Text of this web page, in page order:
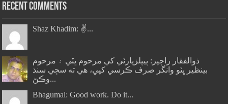
Recent Comments
Shaz Khadim: ✌️...
ذوالفقار راڄپر: پيپلزپارٽي کي مرحوم ڀٽي ۽ مرحوم
بينظير ڀٽو وانگر صرف ڪرسي کپي، هي ته سڄي سنڌ
وڪڻ...
Bhagumal: Good work. Do it...